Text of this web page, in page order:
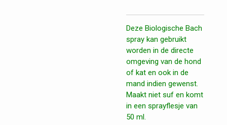
Deze Biologische Bach
spray kan gebruikt
worden in de directe
omgeving van de hond
of kat en ook in de
mand indien gewenst.
Maakt niet suf en komt
in een sprayflesje van
50 ml.